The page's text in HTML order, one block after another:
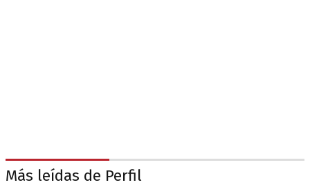
Más leídas de Perfil